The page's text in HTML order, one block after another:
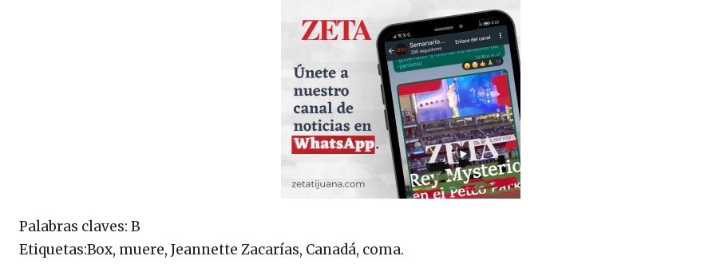
Palabras claves: B
Etiquetas:Box, muere, Jeannette Zacarías, Canadá, coma.